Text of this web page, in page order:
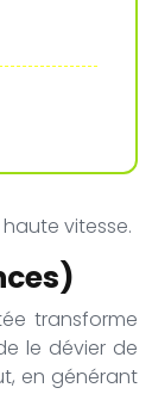
vitesse.
transforme
le dévier de
en générant